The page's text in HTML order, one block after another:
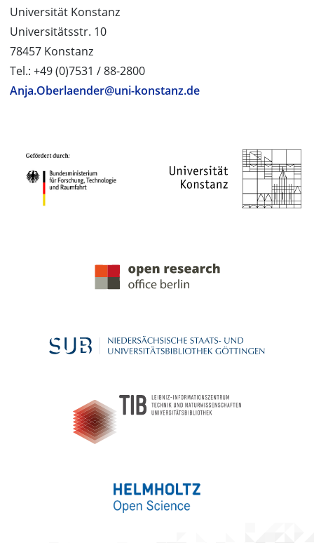
Universität Konstanz
Universitätsstr. 10
78457 Konstanz
Tel.: +49 (0)7531 / 88-2800
Anja.Oberlaender@uni-konstanz.de